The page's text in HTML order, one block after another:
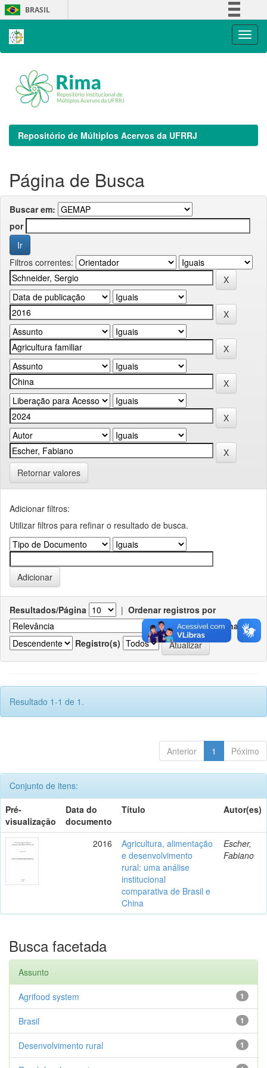
Skip
navigation
BRASIL
Repositório de Múltiplos Acervos da UFRRJ
Página de Busca
Buscar em:
por
Filtros correntes:
Retornar valores
Adicionar filtros:
Utilizar filtros para refinar o resultado de busca.
Resultados/Página | Ordenar registros por
Ordenar
Registro(s)
Resultado 1-1 de 1.
Anterior 1 Póximo
Conjunto de itens:
Pré-
visualização
Data do
documento
Título Autor(es)
2016
Agricultura, alimentação
e desenvolvimento
rural: uma análise
institucional
comparativa de Brasil e
China
Escher,
Fabiano
Busca facetada
Assunto
1
Agrifood system
1
Brasil
1
Desenvolvimento rural